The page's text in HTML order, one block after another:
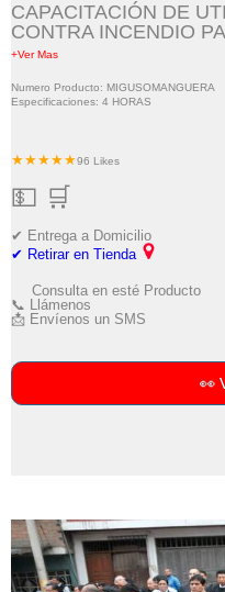
CAPACITACIÓN DE
CONTRA INCENDIO
+Ver Mas
Numero Producto: MIGUSOMANGUERA
Especificaciones: 4 HORAS
★★★★★96 Likes
💵 🛒
✔ Entrega a Domicilio
✔ Retirar en Tienda
Consulta en esté Producto
📞 Llámenos
📩 Envíenos un SMS
👀